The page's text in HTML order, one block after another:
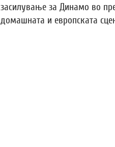
засилување за Динамо во
домашната и европската